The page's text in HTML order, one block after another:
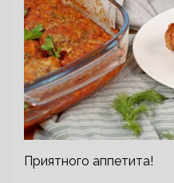
Приятного аппетита!